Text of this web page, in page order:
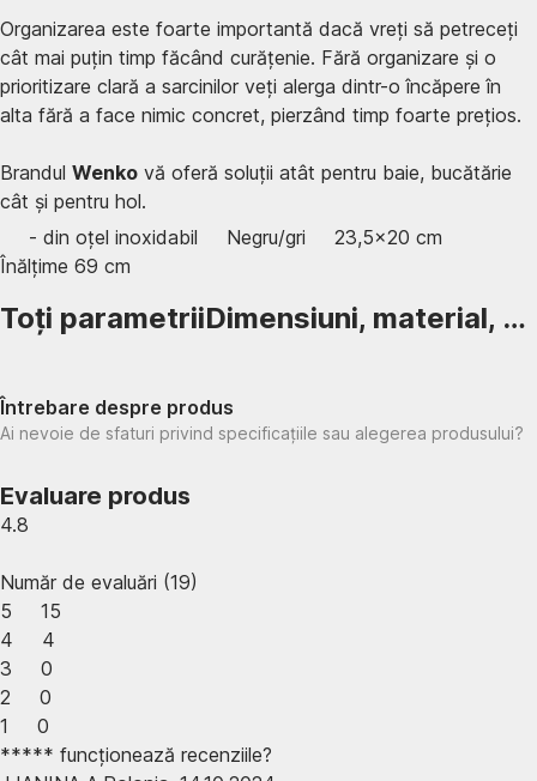
Organizarea este foarte importantă dacă vreți să petreceți
cât mai puțin timp făcând curățenie. Fără organizare și o
prioritizare clară a sarcinilor veți alerga dintr-o încăpere în
alta fără a face nimic concret, pierzând timp foarte prețios.
Brandul Wenko vă oferă soluții atât pentru baie, bucătărie
cât și pentru hol.
- din oțel inoxidabil
Negru/gri
23,5x20 cm
Înălțime 69 cm
Toți parametriiDimensiuni, material, …
Întrebare despre produs
Ai nevoie de sfaturi privind specificațiile sau alegerea produsului?
Evaluare produs
4.8
Număr de evaluări (19)
5
15
4
4
3
0
2
0
1
0
***** funcționează recenziile?